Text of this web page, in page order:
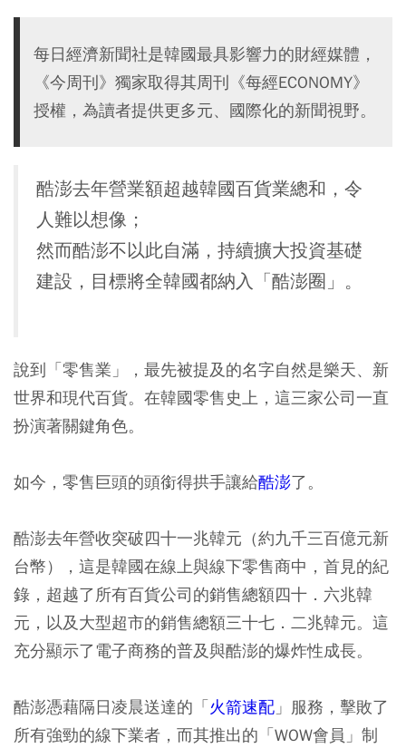
每日經濟新聞社是韓國最具影響力的財經媒體，
《今周刊》獨家取得其周刊《每經ECONOMY》
授權，為讀者提供更多元、國際化的新聞視野。
酷澎去年營業額超越韓國百貨業總和，令
人難以想像；
然而酷澎不以此自滿，持續擴大投資基礎
建設，目標將全韓國都納入「酷澎圈」。
說到「零售業」，最先被提及的名字自然是樂天、新
世界和現代百貨。在韓國零售史上，這三家公司一直
扮演著關鍵角色。
如今，零售巨頭的頭銜得拱手讓給酷澎了。
酷澎去年營收突破四十一兆韓元（約九千三百億元新
台幣），這是韓國在線上與線下零售商中，首見的紀
錄，超越了所有百貨公司的銷售總額四十．六兆韓
元，以及大型超市的銷售總額三十七．二兆韓元。這
充分顯示了電子商務的普及與酷澎的爆炸性成長。
酷澎憑藉隔日凌晨送達的「火箭速配 」服務，擊敗了
所有強勁的線下業者，而其推出的「WOW會員」制